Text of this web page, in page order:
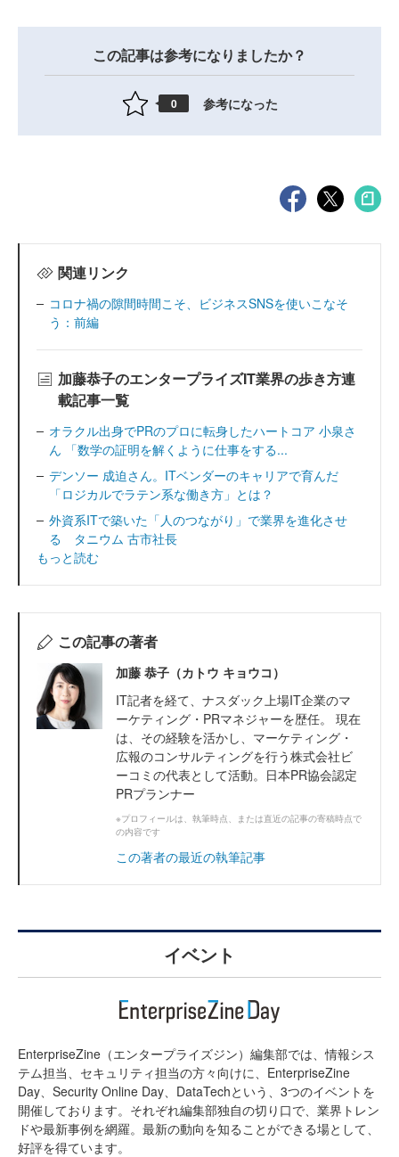
この記事は参考になりましたか？
0 参考になった
関連リンク
コロナ禍の隙間時間こそ、ビジネスSNSを使いこなそ
う：前編
加藤恭子のエンタープライズIT業界の歩き方連
載記事一覧
オラクル出身でPRのプロに転身したハートコア 小泉さ
ん 「数学の証明を解くように仕事をする...
デンソー 成迫さん。ITベンダーのキャリアで育んだ
「ロジカルでラテン系な働き方」とは？
外資系ITで築いた「人のつながり」で業界を進化させ
る タニウム 古市社長
もっと読む
この記事の著者
加藤 恭子（カトウ キョウコ）
IT記者を経て、ナスダック上場IT企業のマ
ーケティング・PRマネジャーを歴任。 現在
は、その経験を活かし、マーケティング・
広報のコンサルティングを行う株式会社ビ
ーコミの代表として活動。日本PR協会認定
PRプランナー
※プロフィールは、執筆時点、または直近の記事の寄稿時点で
の内容です
この著者の最近の執筆記事
イベント
EnterpriseZine（エンタープライズジン）編集部では、情報シス
テム担当、セキュリティ担当の方々向けに、EnterpriseZine
Day、Security Online Day、DataTechという、3つのイベントを
開催しております。それぞれ編集部独自の切り口で、業界トレン
ドや最新事例を網羅。最新の動向を知ることができる場として、
好評を得ています。